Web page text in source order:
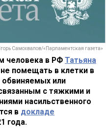
Самохвалов/«Парламентская газета»
человека в РФ Татьяна
помещать в клетки в
обвиняемых или
с тяжкими и
насильственного
в докладе
года.